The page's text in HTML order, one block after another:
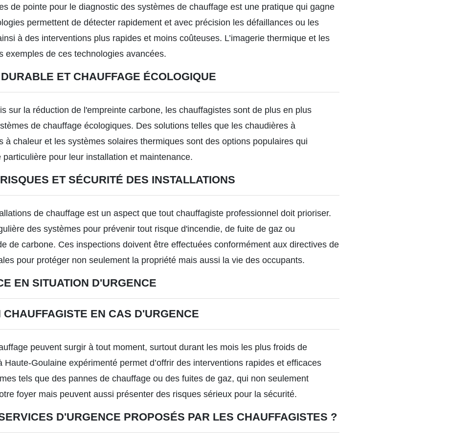
de pointe pour le diagnostic des systèmes de chauffage est une pratique qui gagne
permettent de détecter rapidement et avec précision les défaillances ou les
à des interventions plus rapides et moins coûteuses. L’imagerie thermique et les
exemples de ces technologies avancées.
ET CHAUFFAGE ÉCOLOGIQUE
sur la réduction de l'empreinte carbone, les chauffagistes sont de plus en plus
de chauffage écologiques. Des solutions telles que les chaudières à
à chaleur et les systèmes solaires thermiques sont des options populaires qui
pour leur installation et maintenance.
ET SÉCURITÉ DES INSTALLATIONS
de chauffage est un aspect que tout chauffagiste professionnel doit prioriser.
des systèmes pour prévenir tout risque d'incendie, de fuite de gaz ou
de carbone. Ces inspections doivent être effectuées conformément aux directives de
pour protéger non seulement la propriété mais aussi la vie des occupants.
EN SITUATION D'URGENCE
EN CAS D'URGENCE
peuvent surgir à tout moment, surtout durant les mois les plus froids de
Haute-Goulaine expérimenté permet d’offrir des interventions rapides et efficaces
tels que des pannes de chauffage ou des fuites de gaz, qui non seulement
foyer mais peuvent aussi présenter des risques sérieux pour la sécurité.
D'URGENCE PROPOSÉS PAR LES CHAUFFAGISTES ?